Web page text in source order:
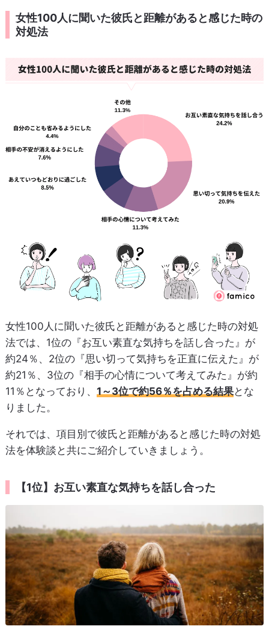
女性100人に聞いた彼氏と距離があると感じた時の
対処法
女性100人に聞いた彼氏と距離があると感じた時の対処
法では、1位の『お互い素直な気持ちを話し合った』が
約24％、2位の『思い切って気持ちを正直に伝えた』が
約21％、3位の『相手の心情について考えてみた』が約
11％となっており、 1～3位で約56％を占める結果とな
りました。
それでは、項目別で彼氏と距離があると感じた時の対処
法を体験談と共にご紹介していきましょう。
【1位】お互い素直な気持ちを話し合った